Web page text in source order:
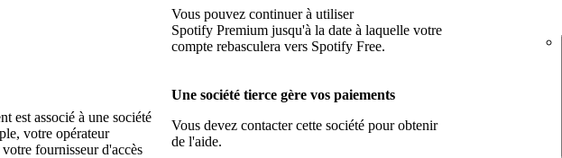
Vous pouvez continuer à utiliser
Spotify Premium jusqu'à la date à laquelle votre
compte rebasculera vers Spotify Free.
est associé à une société
votre opérateur
fournisseur d'accès
Une société tierce gère vos paiements
Vous devez contacter cette société pour obtenir
de l'aide.